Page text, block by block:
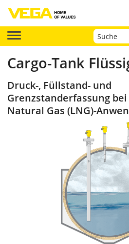
Cargo-Tank
Druck-, Füllstand- und
Grenzstanderfassung
Natural Gas (LNG)-